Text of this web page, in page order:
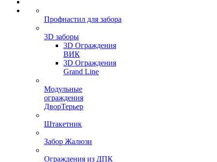
Профнастил для забора
3D заборы
3D Ограждения
ВИК
3D Ограждения
Grand Line
Модульные
ограждения
ДворТерьер
Штакетник
Забор Жалюзи
Ограждения из ДПК